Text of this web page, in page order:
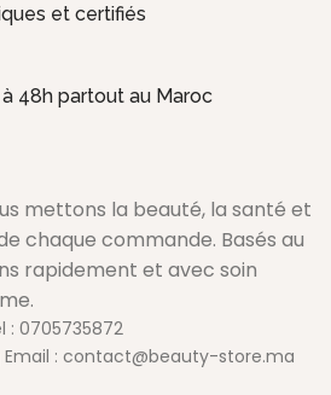
et certifiés
48h partout au Maroc
mettons la beauté, la santé et
chaque commande. Basés au
rapidement et avec soin
: 0705735872
Email : contact@beauty-store.ma